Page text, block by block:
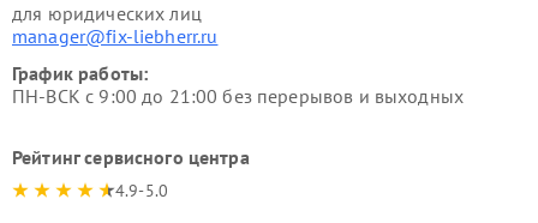
для юридических лиц
manager@fix-liebherr.ru
График работы:
ПН-ВСК с 9:00 до 21:00 без перерывов и выходных
Рейтинг сервисного центра
4.9-5.0